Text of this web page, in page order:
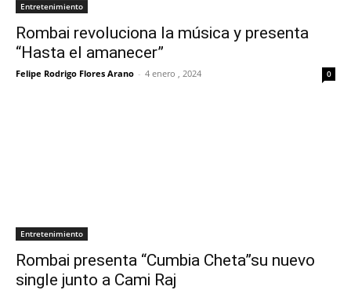
Entretenimiento
Rombai revoluciona la música y presenta
“Hasta el amanecer”
Felipe Rodrigo Flores Arano - 4 enero , 2024 0
Entretenimiento
Rombai presenta “Cumbia Cheta”su nuevo
single junto a Cami Raj